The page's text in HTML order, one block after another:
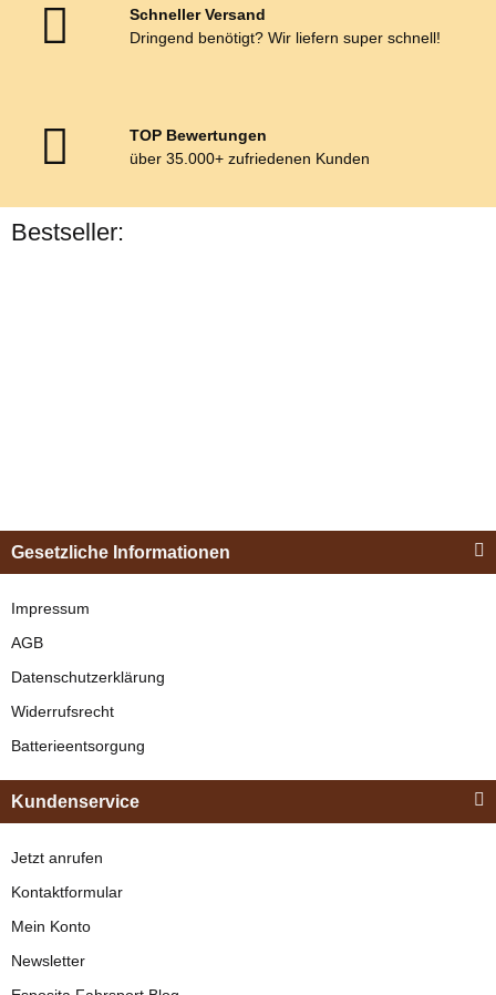
Schneller Versand
Dringend benötigt? Wir liefern super schnell!
TOP Bewertungen
über 35.000+ zufriedenen Kunden
Bestseller:
"Shettyglück"
Gesetzliche Informationen
Impressum
AGB
Datenschutzerklärung
Widerrufsrecht
Batterieentsorgung
Kundenservice
Jetzt anrufen
Kontaktformular
Mein Konto
Newsletter